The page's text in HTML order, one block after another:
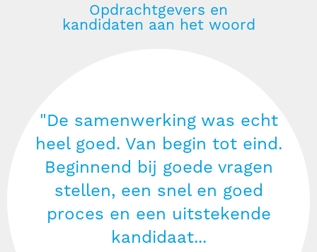
Opdrachtgevers en
kandidaten aan het woord
"De samenwerking was echt
heel goed. Van begin tot eind.
Beginnend bij goede vragen
stellen, een snel en goed
proces en een uitstekende
kandidaat...